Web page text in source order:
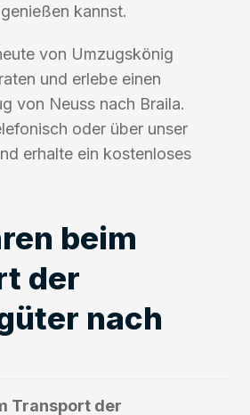
kannst.
von Umzugskönig
und erlebe einen
von Neuss nach Braila.
oder über unser
erhalte ein kostenloses
beim
der
nach
Transport der